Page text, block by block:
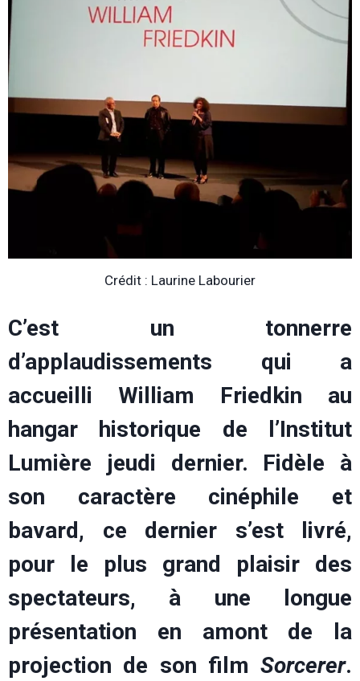
Crédit : Laurine Labourier
C’est un tonnerre
d’applaudissements qui a
accueilli William Friedkin au
hangar historique de l’Institut
Lumière jeudi dernier. Fidèle à
son caractère cinéphile et
bavard, ce dernier s’est livré,
pour le plus grand plaisir des
spectateurs, à une longue
présentation en amont de la
projection de son film Sorcerer.